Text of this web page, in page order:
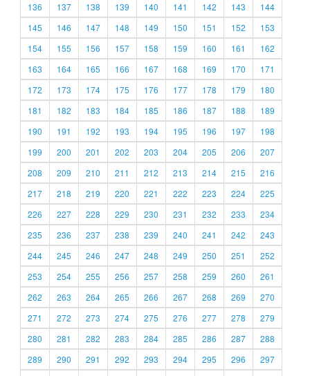
136
137 138 139 140 141 142 143
144
145
146 147 148 149 150 151 152
153
154
155 156 157 158 159 160 161
162
163
164 165 166 167 168 169 170
171
172
173 174 175 176 177 178 179
180
181
182 183 184 185 186 187 188
189
190
191 192 193 194 195 196 197
198
199
200 201 202 203 204 205 206
207
208
209 210 211 212 213 214 215
216
217
218 219 220 221 222 223 224
225
226
227 228 229 230 231 232 233
234
235
236 237 238 239 240 241 242
243
244
245 246 247 248 249 250 251
252
253
254 255 256 257 258 259 260
261
262
263 264 265 266 267 268 269
270
271
272 273 274 275 276 277 278
279
280
281 282 283 284 285 286 287
288
289
290 291 292 293 294 295 296
297